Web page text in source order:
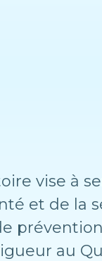
vise à
et de la
au